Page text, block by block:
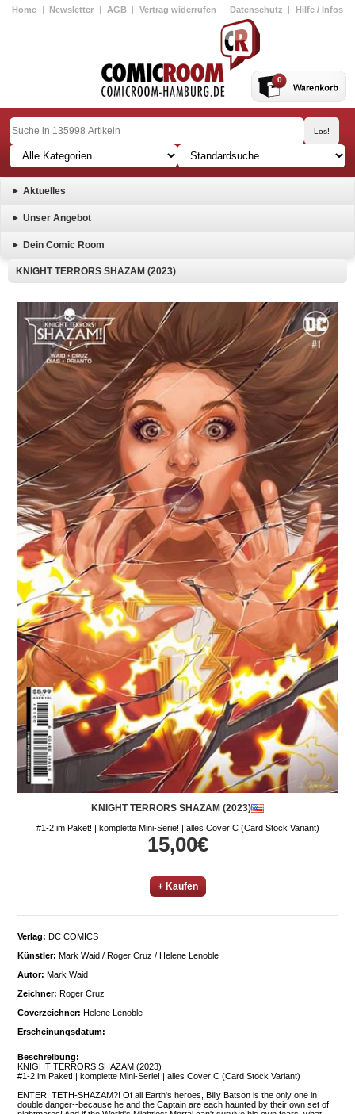
Home | Newsletter | AGB | Vertrag widerrufen | Datenschutz | Hilfe / Infos
0
Aktuelles
Unser Angebot
Dein Comic Room
KNIGHT TERRORS SHAZAM (2023)
KNIGHT TERRORS SHAZAM (2023)
#1-2 im Paket! | komplette Mini-Serie! | alles Cover C (Card Stock Variant)
15,00€
+ Kaufen
Verlag: DC COMICS
Künstler: Mark Waid / Roger Cruz / Helene Lenoble
Autor: Mark Waid
Zeichner: Roger Cruz
Coverzeichner: Helene Lenoble
Erscheinungsdatum:
Beschreibung:
KNIGHT TERRORS SHAZAM (2023)
#1-2 im Paket! | komplette Mini-Serie! | alles Cover C (Card Stock Variant)
ENTER: TETH-SHAZAM?! Of all Earth's heroes, Billy Batson is the only one in
double danger--because he and the Captain are each haunted by their own set of